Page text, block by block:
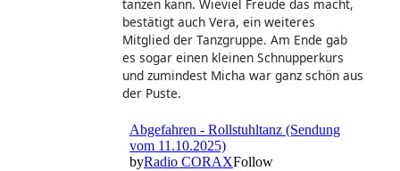
tanzen kann. Wieviel Freude das macht,
bestätigt auch Vera, ein weiteres
Mitglied der Tanzgruppe. Am Ende gab
es sogar einen kleinen Schnupperkurs
und zumindest Micha war ganz schön aus
der Puste.